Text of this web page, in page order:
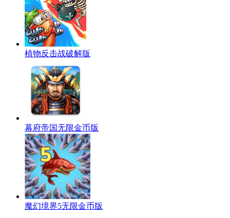
植物反击战破解版
幕府帝国无限金币版
魔幻境界5无限金币版